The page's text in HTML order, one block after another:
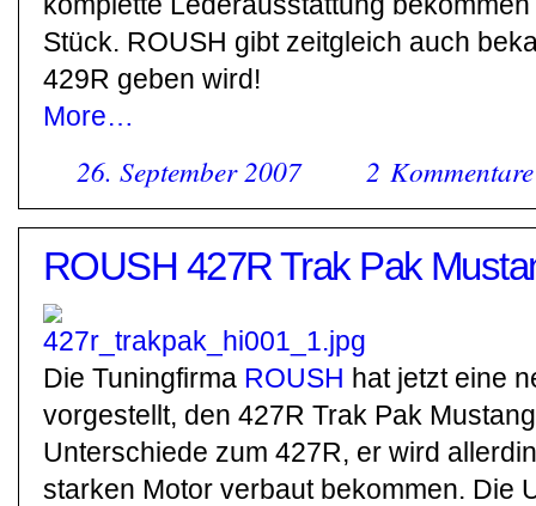
Stück. ROUSH gibt zeitgleich auch
429R geben wird!
More…
26. September 2007 2 Kommentare
ROUSH 427R Trak Pak
Die Tuningfirma ROUSH hat jetzt eine
vorgestellt, den 427R Trak Pak
Unterschiede zum 427R, er wird
starken Motor verbaut bekommen. Die